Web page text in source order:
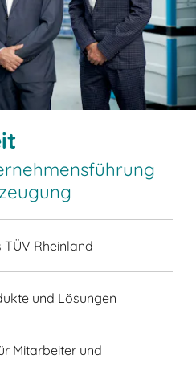
Rheinland
und Lösungen
Mitarbeiter und